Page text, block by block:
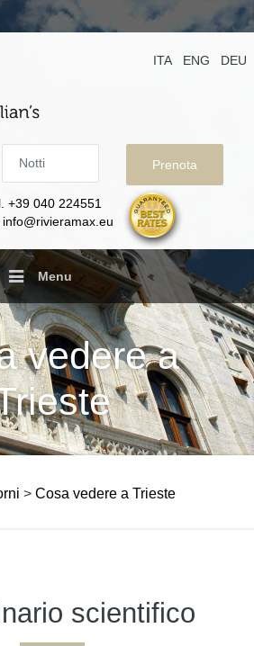
+39 040 224551
info@rivieramax.eu
ITA ENG DEU
Menu
vedere a
> Cosa vedere a Trieste
scientifico